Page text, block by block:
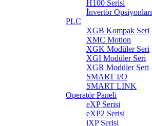
H100 Serisi
İnvertör Opsiyonları
PLC
XGB Kompak Seri
XMC Motion
XGK Modüler Seri
XGI Modüler Seri
XGR Modüler Seri
SMART I/O
SMART LINK
Operatör Paneli
eXP Serisi
eXP2 Serisi
iXP Serisi